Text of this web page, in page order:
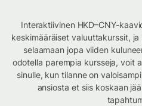
Interaktiivinen HKD–CNY-
keskimääräiset valuuttakurssit,
selaamaan jopa viiden
odotella parempia kursseja, voit
sinulle, kun tilanne on
ansiosta et siis koskaan